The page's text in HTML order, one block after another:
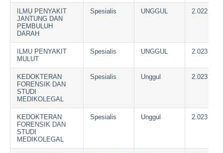
ILMU PENYAKIT
JANTUNG DAN
PEMBULUH
DARAH
Spesialis UNGGUL 2.022
ILMU PENYAKIT
MULUT
Spesialis UNGGUL 2.023
KEDOKTERAN
FORENSIK DAN
STUDI
MEDIKOLEGAL
Spesialis Unggul 2.023
KEDOKTERAN
FORENSIK DAN
STUDI
MEDIKOLEGAL
Spesialis Unggul 2.023